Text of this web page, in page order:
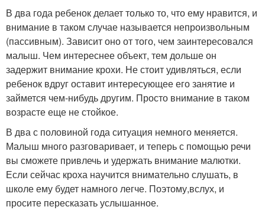
В два года ребенок делает только то, что ему нравится, и
внимание в таком случае называется непроизвольным
(пассивным). Зависит оно от того, чем заинтересовался
малыш. Чем интереснее объект, тем дольше он
задержит внимание крохи. Не стоит удивляться, если
ребенок вдруг оставит интересующее его занятие и
займется чем-нибудь другим. Просто внимание в таком
возрасте еще не стойкое.
В два с половиной года ситуация немного меняется.
Малыш много разговаривает, и теперь с помощью речи
вы сможете привлечь и удержать внимание малютки.
Если сейчас кроха научится внимательно слушать, в
школе ему будет намного легче. Поэтому,вслух, и
просите пересказать услышанное.